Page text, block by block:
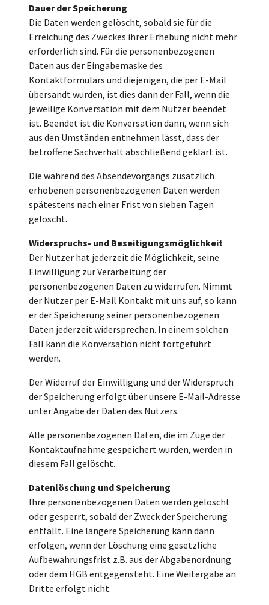
Dauer der Speicherung
Die Daten werden gelöscht, sobald sie für die
Erreichung des Zweckes ihrer Erhebung nicht mehr
erforderlich sind. Für die personenbezogenen
Daten aus der Eingabemaske des
Kontaktformulars und diejenigen, die per E-Mail
übersandt wurden, ist dies dann der Fall, wenn die
jeweilige Konversation mit dem Nutzer beendet
ist. Beendet ist die Konversation dann, wenn sich
aus den Umständen entnehmen lässt, dass der
betroffene Sachverhalt abschließend geklärt ist.
Die während des Absendevorgangs zusätzlich
erhobenen personenbezogenen Daten werden
spätestens nach einer Frist von sieben Tagen
gelöscht.
Widerspruchs- und Beseitigungsmöglichkeit
Der Nutzer hat jederzeit die Möglichkeit, seine
Einwilligung zur Verarbeitung der
personenbezogenen Daten zu widerrufen. Nimmt
der Nutzer per E-Mail Kontakt mit uns auf, so kann
er der Speicherung seiner personenbezogenen
Daten jederzeit widersprechen. In einem solchen
Fall kann die Konversation nicht fortgeführt
werden.
Der Widerruf der Einwilligung und der Widerspruch
der Speicherung erfolgt über unsere E-Mail-Adresse
unter Angabe der Daten des Nutzers.
Alle personenbezogenen Daten, die im Zuge der
Kontaktaufnahme gespeichert wurden, werden in
diesem Fall gelöscht.
Datenlöschung und Speicherung
Ihre personenbezogenen Daten werden gelöscht
oder gesperrt, sobald der Zweck der Speicherung
entfällt. Eine längere Speicherung kann dann
erfolgen, wenn der Löschung eine gesetzliche
Aufbewahrungsfrist z.B. aus der Abgabenordnung
oder dem HGB entgegensteht. Eine Weitergabe an
Dritte erfolgt nicht.